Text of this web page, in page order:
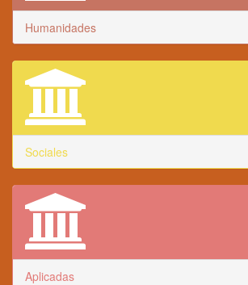
Humanidades
Sociales
Aplicadas